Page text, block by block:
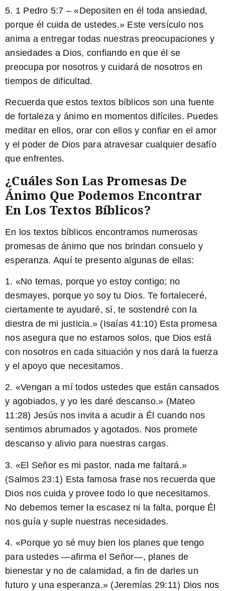
5. 1 Pedro 5:7 –«Depositen en él toda ansiedad,
porque él cuida de ustedes.» Este versículo nos
anima a entregar todas nuestras preocupaciones y
ansiedades a Dios, confiando en que él se
preocupa por nosotros y cuidará de nosotros en
tiempos de dificultad.
Recuerda que estos textos bíblicos son una fuente
de fortaleza y ánimo en momentos difíciles. Puedes
meditar en ellos, orar con ellos y confiar en el amor
y el poder de Dios para atravesar cualquier desafío
que enfrentes.
¿Cuáles Son Las Promesas De
Ánimo Que Podemos Encontrar
En Los Textos Bíblicos?
En los textos bíblicos encontramos numerosas
promesas de ánimo que nos brindan consuelo y
esperanza. Aquí te presento algunas de ellas:
1. «No temas, porque yo estoy contigo; no
desmayes, porque yo soy tu Dios. Te fortaleceré,
ciertamente te ayudaré, sí, te sostendré con la
diestra de mi justicia.» (Isaías 41:10) Esta promesa
nos asegura que no estamos solos, que Dios está
con nosotros en cada situación y nos dará la fuerza
y el apoyo que necesitamos.
2. «Vengan a mí todos ustedes que están cansados
y agobiados, y yo les daré descanso.» (Mateo
11:28) Jesús nos invita a acudir a Él cuando nos
sentimos abrumados y agotados. Nos promete
descanso y alivio para nuestras cargas.
3. «El Señor es mi pastor, nada me faltará.»
(Salmos 23:1) Esta famosa frase nos recuerda que
Dios nos cuida y provee todo lo que necesitamos.
No debemos temer la escasez ni la falta, porque Él
nos guía y suple nuestras necesidades.
4. «Porque yo sé muy bien los planes que tengo
para ustedes —afirma el Señor—, planes de
bienestar y no de calamidad, a fin de darles un
futuro y una esperanza.» (Jeremías 29:11) Dios nos